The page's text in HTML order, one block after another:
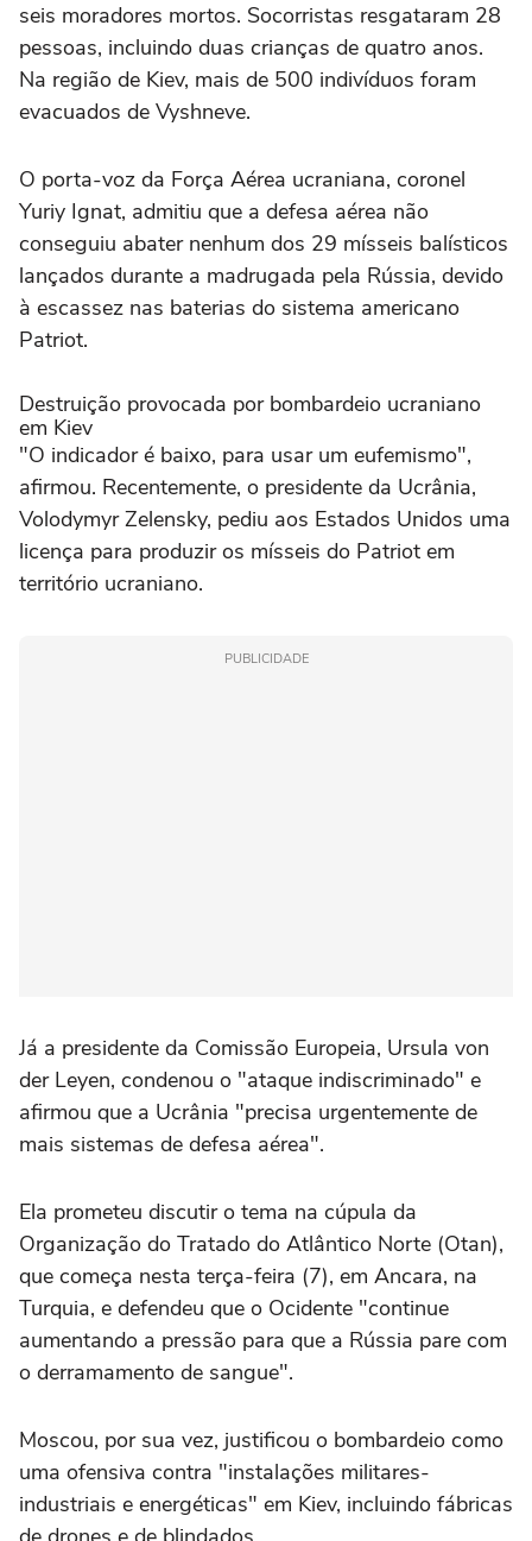
seis moradores mortos. Socorristas resgataram 28
pessoas, incluindo duas crianças de quatro anos.
Na região de Kiev, mais de 500 indivíduos foram
evacuados de Vyshneve.
O porta-voz da Força Aérea ucraniana, coronel
Yuriy Ignat, admitiu que a defesa aérea não
conseguiu abater nenhum dos 29 mísseis balísticos
lançados durante a madrugada pela Rússia, devido
à escassez nas baterias do sistema americano
Patriot.
Destruição provocada por bombardeio ucraniano
em Kiev
"O indicador é baixo, para usar um eufemismo",
afirmou. Recentemente, o presidente da Ucrânia,
Volodymyr Zelensky, pediu aos Estados Unidos uma
licença para produzir os mísseis do Patriot em
território ucraniano.
PUBLICIDADE
Já a presidente da Comissão Europeia, Ursula von
der Leyen, condenou o "ataque indiscriminado" e
afirmou que a Ucrânia "precisa urgentemente de
mais sistemas de defesa aérea".
Ela prometeu discutir o tema na cúpula da
Organização do Tratado do Atlântico Norte (Otan),
que começa nesta terça-feira (7), em Ancara, na
Turquia, e defendeu que o Ocidente "continue
aumentando a pressão para que a Rússia pare com
o derramamento de sangue".
Moscou, por sua vez, justificou o bombardeio como
uma ofensiva contra "instalações militares-
industriais e energéticas" em Kiev, incluindo fábricas